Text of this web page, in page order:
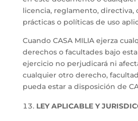
licencia, reglamento, directiva,
prácticas o políticas de uso
Cuando CASA MILIA ejerza
derechos o facultades bajo esta
ejercicio no perjudicará ni
cualquier otro derecho,
pueda estar a disposición de
LEY APLICABLE Y